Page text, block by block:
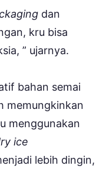
dan
kru bisa
” ujarnya.
bahan semai
memungkinkan
menggunakan
ice
lebih dingin,